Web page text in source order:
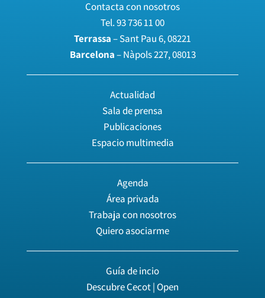
Contacta con nosotros
Tel.93 736 11 00
Terrassa– Sant Pau 6, 08221
Barcelona– Nàpols 227, 08013
Actualidad
Sala de prensa
Publicaciones
Espacio multimedia
Agenda
Área privada
Trabaja con nosotros
Quiero asociarme
Guía de incio
Descubre Cecot | Open